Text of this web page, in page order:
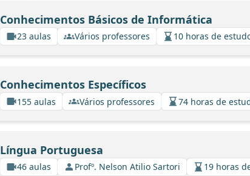
Conhecimentos Básicos de Informática
23 aulas Vários professores 10 horas de
Conhecimentos Específicos
155 aulas Vários professores 74 horas de
Língua Portuguesa
46 aulas Profº. Nelson Atilio Sartori 19 horas